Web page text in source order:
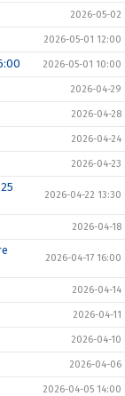
2026-05-02
2026-05-01 12:00
2026-05-01 10:00
2026-04-29
2026-04-28
2026-04-24
2026-04-23
2026-04-22 13:30
2026-04-18
2026-04-17 16:00
2026-04-14
2026-04-11
2026-04-10
2026-04-06
2026-04-05 14:00